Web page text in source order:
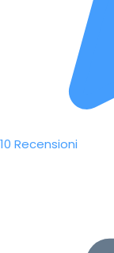
10 Recensioni